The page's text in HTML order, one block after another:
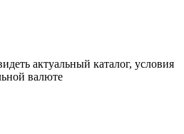
актуальный каталог, условия
валюте